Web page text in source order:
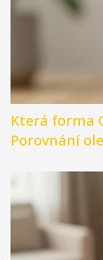
Která forma
Porovnání